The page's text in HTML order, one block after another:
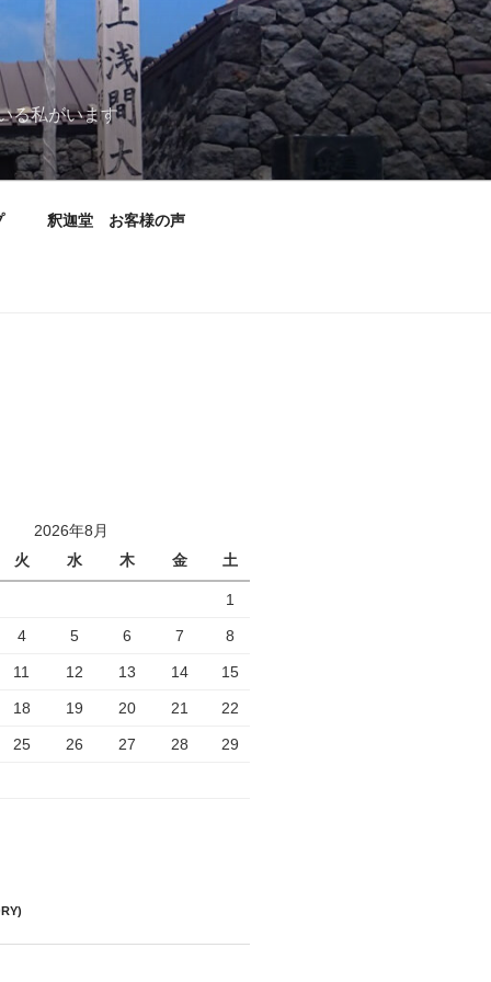
る私がいます
釈迦堂 お客様の声
2026年8月
火 水 木 金 土
1
4 5 6 7 8
11 12 13 14 15
18 19 20 21 22
25 26 27 28 29